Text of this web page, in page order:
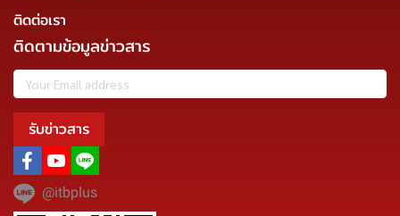
ติดต่อเรา
ติดตามข้อมูลข่าวสาร
รับข่าวสาร
@itbplus